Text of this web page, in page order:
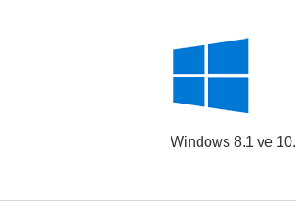
Windows 8.1 ve 10.